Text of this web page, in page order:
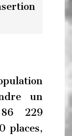
un
229
places,